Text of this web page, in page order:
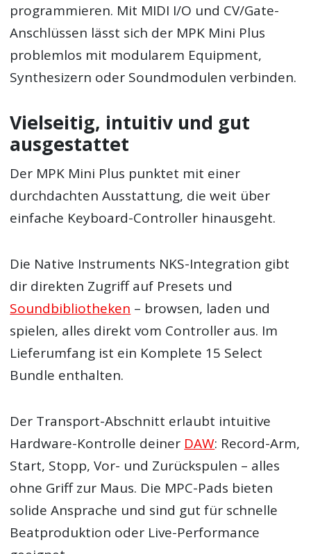
programmieren. Mit MIDI I/O und CV/Gate-
Anschlüssen lässt sich der MPK Mini Plus
problemlos mit modularem Equipment,
Synthesizern oder Soundmodulen verbinden.
Vielseitig, intuitiv und gut
ausgestattet
Der MPK Mini Plus punktet mit einer
durchdachten Ausstattung, die weit über
einfache Keyboard-Controller hinausgeht.
Die Native Instruments NKS-Integration gibt
dir direkten Zugriff auf Presets und
Soundbibliotheken – browsen, laden und
spielen, alles direkt vom Controller aus. Im
Lieferumfang ist ein Komplete 15 Select
Bundle enthalten.
Der Transport-Abschnitt erlaubt intuitive
Hardware-Kontrolle deiner DAW: Record-Arm,
Start, Stopp, Vor- und Zurückspulen – alles
ohne Griff zur Maus. Die MPC-Pads bieten
solide Ansprache und sind gut für schnelle
Beatproduktion oder Live-Performance